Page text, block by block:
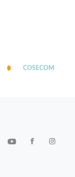
COSECOM